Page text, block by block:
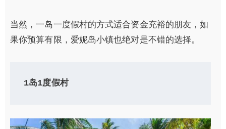
当然，一岛一度假村的方式适合资金充裕的朋友，如
果你预算有限，爱妮岛小镇也绝对是不错的选择。
1岛1度假村